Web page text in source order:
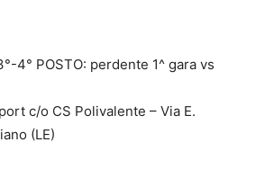
4° POSTO: perdente 1^ gara vs
c/o CS Polivalente – Via E.
(LE)